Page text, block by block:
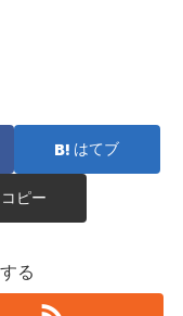
はてブ
コピー
る